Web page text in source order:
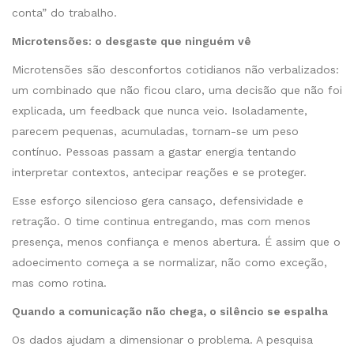
conta” do trabalho.
Microtensões: o desgaste que ninguém vê
Microtensões são desconfortos cotidianos não verbalizados:
um combinado que não ficou claro, uma decisão que não foi
explicada, um feedback que nunca veio. Isoladamente,
parecem pequenas, acumuladas, tornam-se um peso
contínuo. Pessoas passam a gastar energia tentando
interpretar contextos, antecipar reações e se proteger.
Esse esforço silencioso gera cansaço, defensividade e
retração. O time continua entregando, mas com menos
presença, menos confiança e menos abertura. É assim que o
adoecimento começa a se normalizar, não como exceção,
mas como rotina.
Quando a comunicação não chega, o silêncio se espalha
Os dados ajudam a dimensionar o problema. A pesquisa